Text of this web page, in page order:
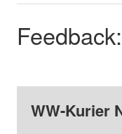
Feedback:
WW-Kurier